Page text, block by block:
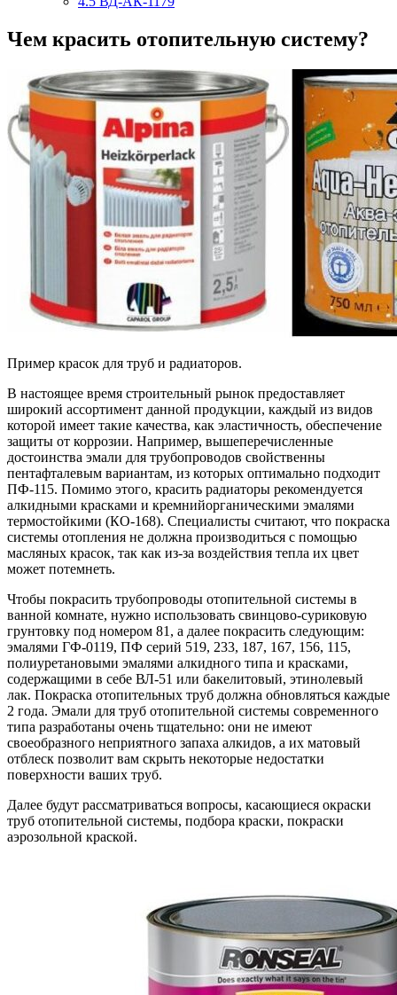
Чем красить отопительную систему?
Пример красок для труб и радиаторов.
В настоящее время строительный рынок предоставляет
широкий ассортимент данной продукции, каждый из видов
которой имеет такие качества, как эластичность, обеспечение
защиты от коррозии. Например, вышеперечисленные
достоинства эмали для трубопроводов свойственны
пентафталевым вариантам, из которых оптимально подходит
ПФ-115. Помимо этого, красить радиаторы рекомендуется
алкидными красками и кремнийорганическими эмалями
термостойкими (КО-168). Специалисты считают, что покраска
системы отопления не должна производиться с помощью
масляных красок, так как из-за воздействия тепла их цвет
может потемнеть.
Чтобы покрасить трубопроводы отопительной системы в
ванной комнате, нужно использовать свинцово-суриковую
грунтовку под номером 81, а далее покрасить следующим:
эмалями ГФ-0119, ПФ серий 519, 233, 187, 167, 156, 115,
полиуретановыми эмалями алкидного типа и красками,
содержащими в себе ВЛ-51 или бакелитовый, этинолевый
лак. Покраска отопительных труб должна обновляться каждые
2 года. Эмали для труб отопительной системы современного
типа разработаны очень тщательно: они не имеют
своеобразного неприятного запаха алкидов, а их матовый
отблеск позволит вам скрыть некоторые недостатки
поверхности ваших труб.
Далее будут рассматриваться вопросы, касающиеся окраски
труб отопительной системы, подбора краски, покраски
аэрозольной краской.